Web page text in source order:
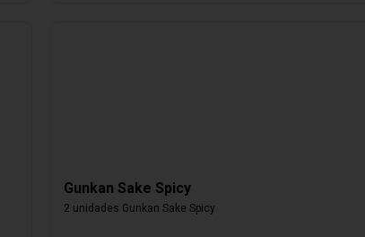
Gunkan Sake Spicy
2 unidades Gunkan Sake Spicy